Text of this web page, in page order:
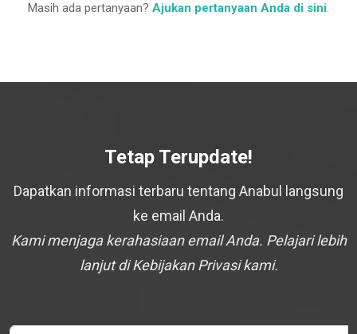
Masih ada pertanyaan? Ajukan pertanyaan Anda di sini.
Tetap Terupdate!
Dapatkan informasi terbaru tentang Anabul langsung
ke email Anda.
Kami menjaga kerahasiaan email Anda. Pelajari lebih
lanjut di Kebijakan Privasi kami.